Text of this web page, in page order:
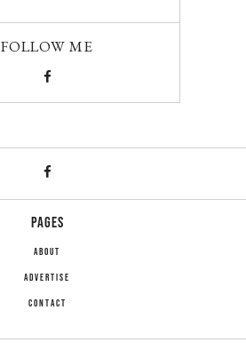
FOLLOW ME
PAGES
ABOUT
ADVERTISE
CONTACT